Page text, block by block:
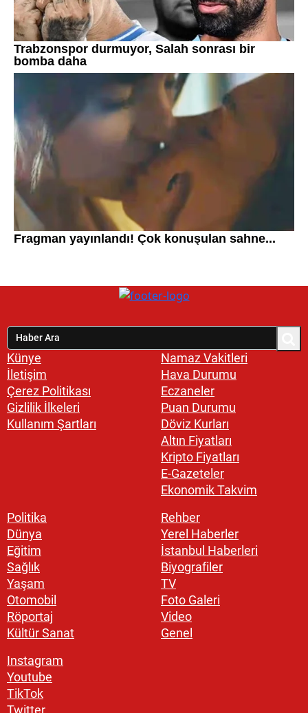
Künye
İletişim
Çerez Politikası
Gizlilik İlkeleri
Kullanım Şartları
Namaz Vakitleri
Hava Durumu
Eczaneler
Puan Durumu
Döviz Kurları
Altın Fiyatları
Kripto Fiyatları
E-Gazeteler
Ekonomik Takvim
Politika
Dünya
Eğitim
Sağlık
Yaşam
Otomobil
Röportaj
Kültür Sanat
Rehber
Yerel Haberler
İstanbul Haberleri
Biyografiler
TV
Foto Galeri
Video
Genel
Instagram
Youtube
TikTok
Twitter